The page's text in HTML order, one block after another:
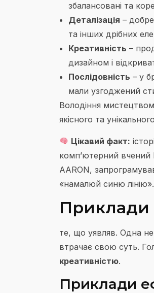
збалансовані та
Деталізація –
та інших дрібних
Креативність –
дизайном і
Послідовність – у
мали узгоджений
Володіння
якісного та
Цікавий факт:
комп’ютерний вчений
AARON,
«намалюй синю лінію».
Приклади
те, що уявляв. Одна
втрачає свою суть.
креативністю.
Приклади